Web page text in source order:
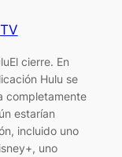
TV
cierre. En
Hulu se
completamente
estarían
incluido uno
uno